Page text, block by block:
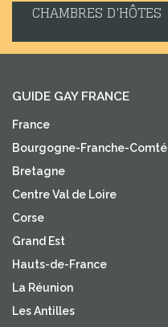
CHAMBRES D'HÔTES
GUIDE GAY FRANCE
France
Bourgogne-Franche-Comté
Bretagne
Centre Val de Loire
Corse
Grand Est
Hauts-de-France
La Réunion
Les Antilles